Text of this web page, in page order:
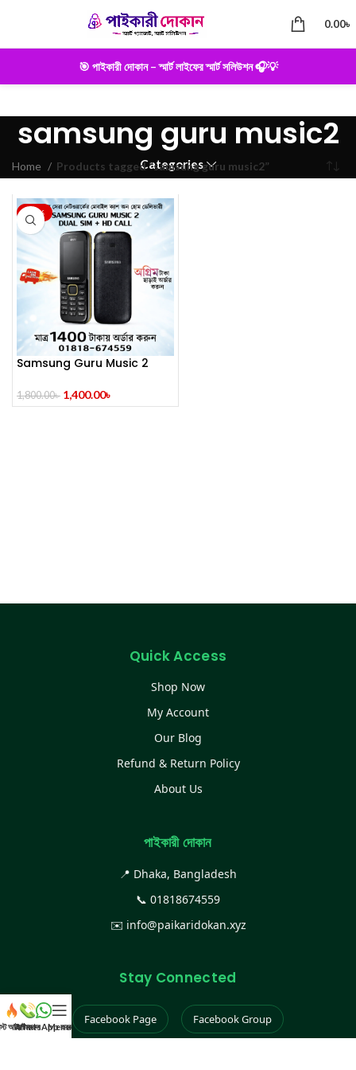
0.00৳
🎯 পাইকারী দোকান – স্মার্ট লাইফের স্মার্ট সলিউশন 🎧💡
samsung guru music2
Categories
Home Products tagged “samsung guru music2”
-22%
Samsung Guru Music 2
1,800.00৳ 1,400.00৳
Quick Access
Shop Now
My Account
Our Blog
Refund & Return Policy
About Us
পাইকারী দোকান
📍 Dhaka, Bangladesh
📞 01818674559
✉️ info@paikaridokan.xyz
Stay Connected
Facebook Page Facebook Group
আইটেম
কল করুন
WhatsApp করুন
Menu